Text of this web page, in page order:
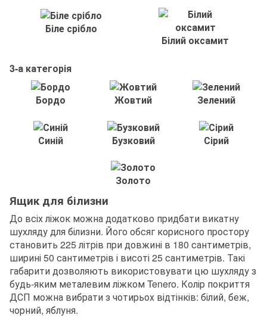
Біле срібло
Білий оксамит
3-а категорія
Бордо Жовтий Зелений
Синій Бузковий Сірий
Золото
Ящик для білизни
До всіх ліжок можна додатково придбати викатну
шухляду для білизни. Його обсяг корисного простору
становить 225 літрів при довжині в 180 сантиметрів,
ширині 50 сантиметрів і висоті 25 сантиметрів. Такі
габарити дозволяють використовувати цю шухляду з
будь-яким металевим ліжком Tenero. Колір покриття
ДСП можна вибрати з чотирьох відтінків: білий, беж,
чорний, яблуня.